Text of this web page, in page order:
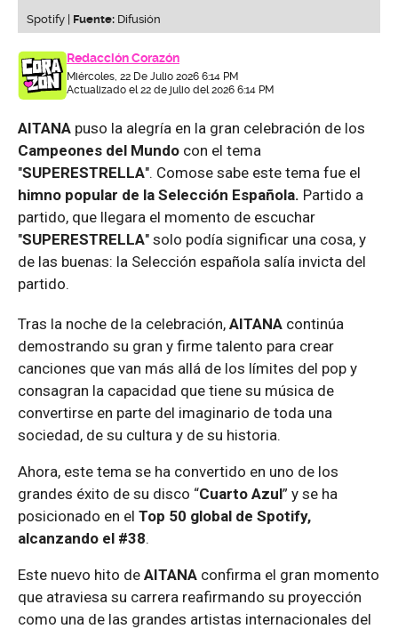
Spotify | Fuente: Difusión
Redacción Corazón
Miércoles, 22 De Julio 2026 6:14 PM
Actualizado el 22 de julio del 2026 6:14 PM
AITANA puso la alegría en la gran celebración de los
Campeones del Mundo con el tema
"SUPERESTRELLA". Comose sabe este tema fue el
himno popular de la Selección Española. Partido a
partido, que llegara el momento de escuchar
"SUPERESTRELLA" solo podía significar una cosa, y
de las buenas: la Selección española salía invicta del
partido.
Tras la noche de la celebración, AITANA continúa
demostrando su gran y firme talento para crear
canciones que van más allá de los límites del pop y
consagran la capacidad que tiene su música de
convertirse en parte del imaginario de toda una
sociedad, de su cultura y de su historia.
Ahora, este tema se ha convertido en uno de los
grandes éxito de su disco “Cuarto Azul” y se ha
posicionado en el Top 50 global de Spotify,
alcanzando el #38.
Este nuevo hito de AITANA confirma el gran momento
que atraviesa su carrera reafirmando su proyección
como una de las grandes artistas internacionales del